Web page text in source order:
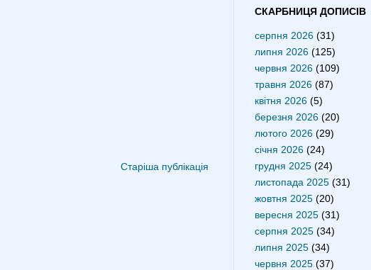
Старіша публікація
СКАРБНИЦЯ ДОПИСІВ
серпня 2026 (31)
липня 2026 (125)
червня 2026 (109)
травня 2026 (87)
квітня 2026 (5)
березня 2026 (20)
лютого 2026 (29)
січня 2026 (24)
грудня 2025 (24)
листопада 2025 (31)
жовтня 2025 (20)
вересня 2025 (31)
серпня 2025 (34)
липня 2025 (34)
червня 2025 (37)